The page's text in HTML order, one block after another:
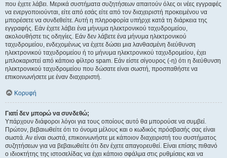
που έχετε λάβει. Μερικά συστήματα συζητήσεων απαιτούν όλες οι νέες εγγραφές
να ενεργοποιούνται, είτε από εσάς είτε από τον διαχειριστή προκειμένου να
μπορέσετε να συνδεθείτε. Αυτή η πληροφορία υπήρχε κατά τη διάρκεια της
εγγραφής. Εάν έχετε λάβει ένα μήνυμα ηλεκτρονικού ταχυδρομείου,
ακολουθήστε τις οδηγίες. Εάν δεν λάβετε ένα μήνυμα ηλεκτρονικού
ταχυδρομείου, ενδεχομένως να έχετε δώσει μια λανθασμένη διεύθυνση
ηλεκτρονικού ταχυδρομείου ή το μήνυμα ηλεκτρονικού ταχυδρομείου, έχει
μπλοκαριστεί από κάποιο φίλτρο spam. Εάν είστε σίγουρος (-η) ότι η διεύθυνση
ηλεκτρονικού ταχυδρομείου που δώσατε είναι σωστή, προσπαθήστε να
επικοινωνήσετε με έναν διαχειριστή.
Κορυφή
Γιατί δεν μπορώ να συνδεθώ;
Υπάρχουν διάφοροι λόγοι για τους οποίους αυτό θα μπορούσε να συμβεί.
Πρώτον, βεβαιωθείτε ότι το όνομα μέλους και ο κωδικός πρόσβασής σας είναι
σωστά. Αν είναι σωστά, επικοινωνήστε με κάποιον διαχειριστή του συστήματος
συζητήσεων για να βεβαιωθείτε ότι δεν έχετε απαγορευθεί. Είναι επίσης πιθανό
ο ιδιοκτήτης της ιστοσελίδας να έχει κάποιο σφάλμα στις ρυθμίσεις και να